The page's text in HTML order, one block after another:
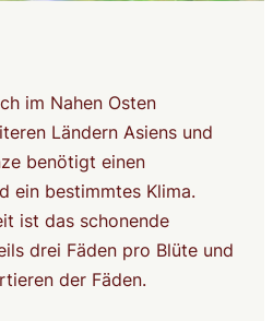
im Nahen Osten
Ländern Asiens und
benötigt einen
ein bestimmtes Klima.
ist das schonende
drei Fäden pro Blüte und
der Fäden.